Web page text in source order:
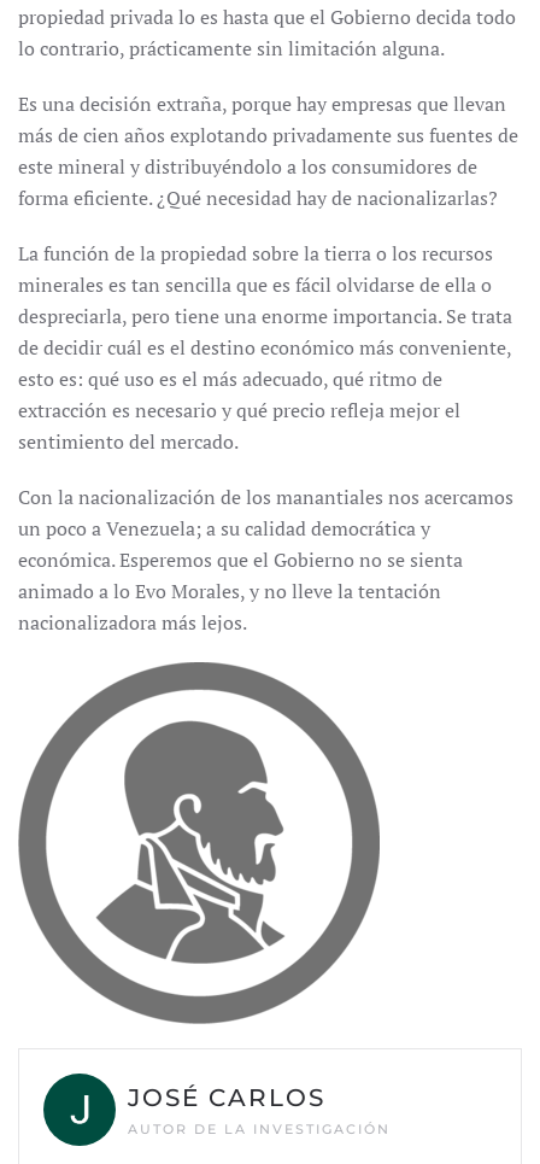
propiedad privada lo es hasta que el Gobierno decida todo
lo contrario, prácticamente sin limitación alguna.
Es una decisión extraña, porque hay empresas que llevan
más de cien años explotando privadamente sus fuentes de
este mineral y distribuyéndolo a los consumidores de
forma eficiente. ¿Qué necesidad hay de nacionalizarlas?
La función de la propiedad sobre la tierra o los recursos
minerales es tan sencilla que es fácil olvidarse de ella o
despreciarla, pero tiene una enorme importancia. Se trata
de decidir cuál es el destino económico más conveniente,
esto es: qué uso es el más adecuado, qué ritmo de
extracción es necesario y qué precio refleja mejor el
sentimiento del mercado.
Con la nacionalización de los manantiales nos acercamos
un poco a Venezuela; a su calidad democrática y
económica. Esperemos que el Gobierno no se sienta
animado a lo Evo Morales, y no lleve la tentación
nacionalizadora más lejos.
JOSÉ CARLOS
AUTOR DE LA INVESTIGACIÓN